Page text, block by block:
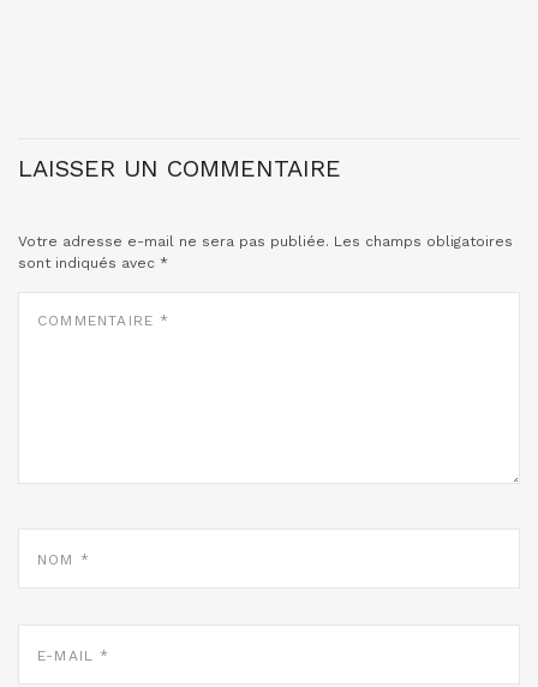
LAISSER UN COMMENTAIRE
Votre adresse e-mail ne sera pas publiée. Les champs obligatoires
sont indiqués avec *
MAIL